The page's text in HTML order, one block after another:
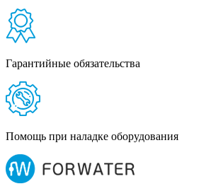
Гарантийные обязательства
Помощь при наладке оборудования